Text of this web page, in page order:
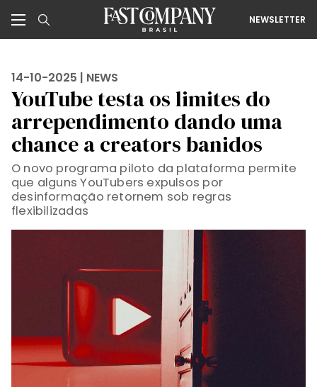
NEWSLETTER
14-10-2025 | NEWS
YouTube testa os limites do
arrependimento dando uma
chance a creators banidos
O novo programa piloto da plataforma permite
que alguns YouTubers expulsos por
desinformação retornem sob regras
flexibilizadas